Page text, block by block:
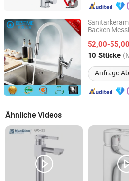
Backen
52,00-
10 Stücke
Anfrage
Foshan Benme Building Material
Guangdong, China
Ähnliche Videos